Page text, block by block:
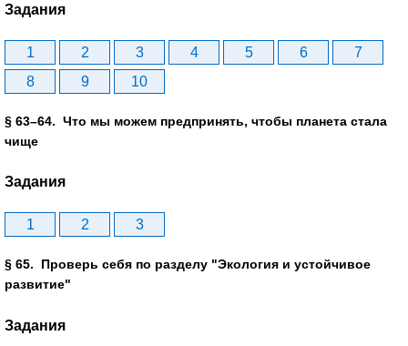
Задания
1 2 3 4 5 6
7
8
9 10
§ 63–64. Что мы можем предпринять, чтобы планета стала
чище
Задания
1 2 3
§ 65. Проверь себя по разделу "Экология и устойчивое
развитие"
Задания